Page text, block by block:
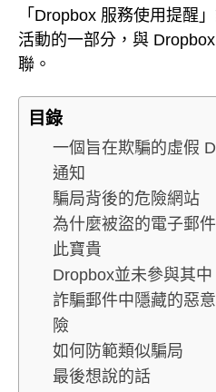
「Dropbox 服務使用提醒
活動的一部分，與
聯。
目錄
一個旨在欺騙的虛假
通知
騙局背後的危險網站
為什麼被盜的電子郵
此寶貴
Dropbox並未參與其中
詐騙郵件中隱藏的惡
險
如何防範類似騙局
最後想說的話